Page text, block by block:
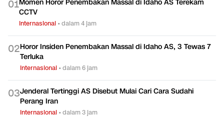
01Momen Horor Penembakan Massal di Idaho AS Terekam
CCTV
Internasional •dalam 4 jam
02Horor Insiden Penembakan Massal di Idaho AS, 3 Tewas 7
Terluka
Internasional •dalam 6 jam
03Jenderal Tertinggi AS Disebut Mulai Cari Cara Sudahi
Perang Iran
Internasional •dalam 3 jam